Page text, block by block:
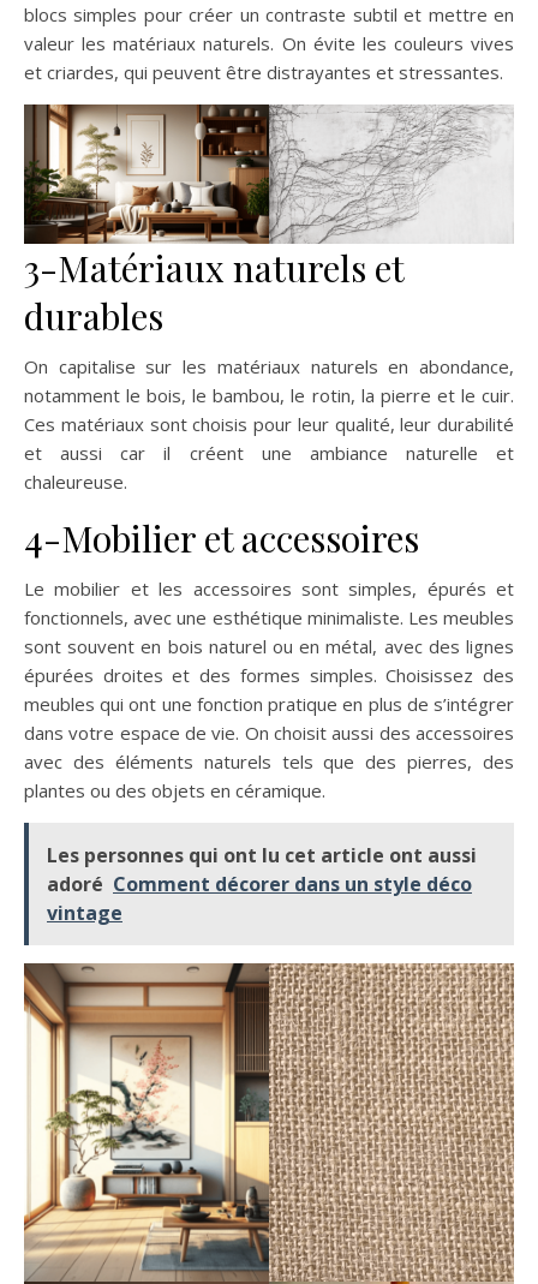
blocs simples pour créer un contraste subtil et mettre en
valeur les matériaux naturels. On évite les couleurs vives
et criardes, qui peuvent être distrayantes et stressantes.
3-Matériaux naturels et
durables
On capitalise sur les matériaux naturels en abondance,
notamment le bois, le bambou, le rotin, la pierre et le cuir.
Ces matériaux sont choisis pour leur qualité, leur durabilité
et aussi car il créent une ambiance naturelle et
chaleureuse.
4-Mobilier et accessoires
Le mobilier et les accessoires sont simples, épurés et
fonctionnels, avec une esthétique minimaliste. Les meubles
sont souvent en bois naturel ou en métal, avec des lignes
épurées droites et des formes simples. Choisissez des
meubles qui ont une fonction pratique en plus de s’intégrer
dans votre espace de vie. On choisit aussi des accessoires
avec des éléments naturels tels que des pierres, des
plantes ou des objets en céramique.
Les personnes qui ont lu cet article ont aussi
adoré Comment décorer dans un style déco
vintage